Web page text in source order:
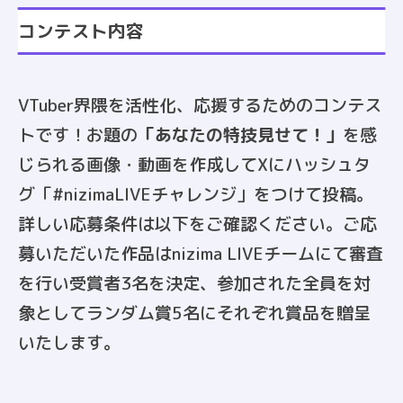
コンテスト内容
VTuber界隈を活性化、応援するためのコンテス
トです！お題の 「あなたの特技見せて！」 を感
じられる画像・動画を作成してXにハッシュタ
グ「#nizimaLIVEチャレンジ」をつけて投稿。
詳しい応募条件は以下をご確認ください。ご応
募いただいた作品はnizima LIVEチームにて審査
を行い受賞者3名を決定、参加された全員を対
象としてランダム賞5名にそれぞれ賞品を贈呈
いたします。